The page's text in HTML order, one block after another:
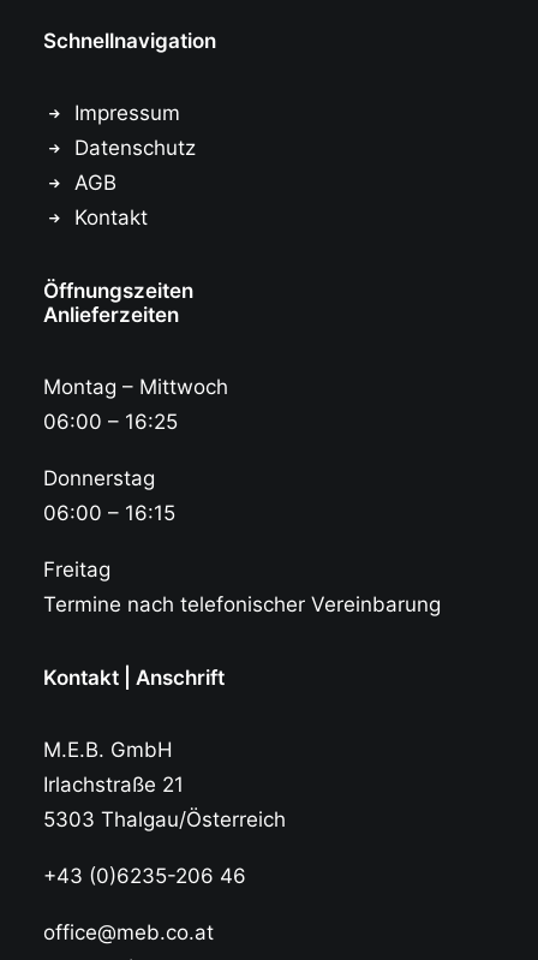
Schnellnavigation
Impressum
Datenschutz
AGB
Kontakt
Öffnungszeiten
Anlieferzeiten
Montag – Mittwoch
06:00 – 16:25
Donnerstag
06:00 – 16:15
Freitag
Termine nach telefonischer Vereinbarung
Kontakt | Anschrift
M.E.B. GmbH
Irlachstraße 21
5303 Thalgau/Österreich
+43 (0)6235-206 46
office@meb.co.at